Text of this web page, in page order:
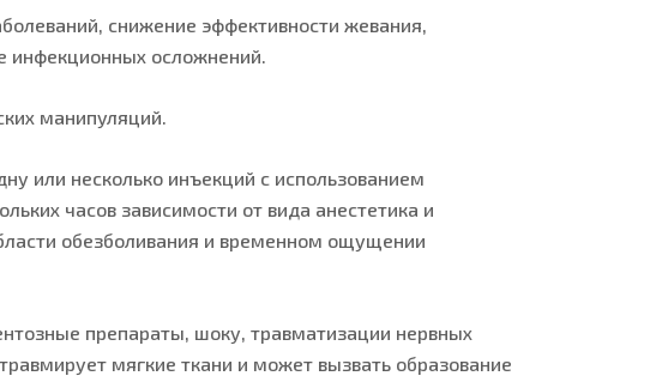
снижение эффективности жевания,
инфекционных осложнений.
манипуляций.
или несколько инъекций с использованием
часов зависимости от вида анестетика и
обезболивания и временном ощущении
препараты, шоку, травматизации нервных
мягкие ткани и может вызвать образование